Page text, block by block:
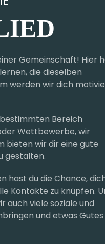
Gemeinschaft! Hier
die dieselben
werden wir dich
Bereich
Wettbewerbe, wir
bieten wir dir eine gute
gestalten.
hast du die Chance,
Kontakte zu knüpfen.
auch viele soziale und
und etwas